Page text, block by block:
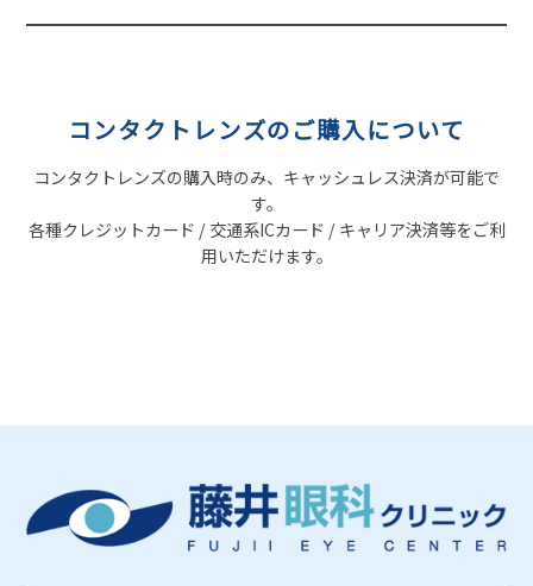
コンタクトレンズのご購入について
コンタクトレンズの購入時のみ、キャッシュレス決済が可能で
す。
各種クレジットカード / 交通系ICカード / キャリア決済等をご利
用いただけます。